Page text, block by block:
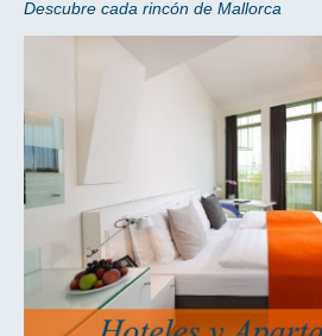
Disney
Entradas/Ocio
Blog
Descubre cada rincón de Mallorca